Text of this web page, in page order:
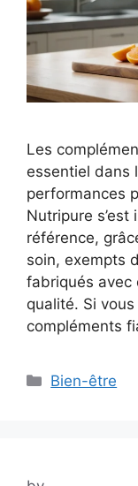
Les
essentiel dans
performances
Nutripure
référence,
soin, exempts
fabriqués avec
qualité. Si
compléments
Categories
Bien-être